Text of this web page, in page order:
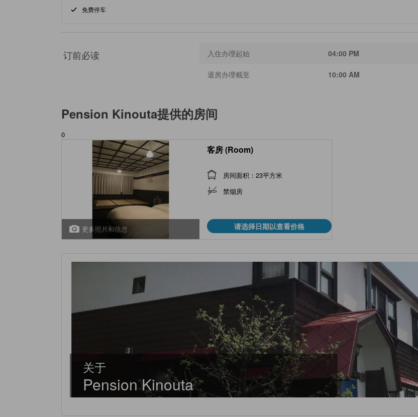
免费停车
订前必读 入住办理起始 04:00 PM
退房办理截至 10:00 AM
Pension Kinouta提供的房间
0
更多照片和信息
客房 (Room)
房间面积：23平方米
禁烟房
请选择日期以查看价格
关于
Pension Kinouta